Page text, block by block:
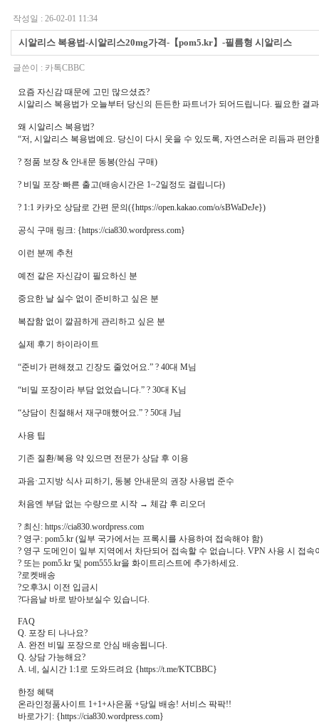
작성일 : 26-02-01 11:34
시­알리스 복용법-시­알리스20mg가격-【pom5.kr】-필름형 시­알리스
글쓴이 : 카­톡CBBC
요즘 자신감 때문에 고민 많으셨죠?
시­알리스 복용법가 오늘부터 당신의 든든한 파트너가 되어드립니다. 필요한 결
왜 시­알리스 복용법?
“저, 시­알리스 복용법예요. 당신이 다시 웃을 수 있도록, 자연스러운 리듬과 편안
? 정­품 보장 & 안내문 동봉(안심 구매)
? 비밀 포장·빠른 출고(배송시간은 1~2일정도 걸립니다)
? 1:1 카카오 상담로 간편 문의({https://open.ka­kao.com/o/sBWaDeJe})
공식 구매 링크: {https://cia830.wordpress.com}
이런 분께 추천
예전 같은 자신감이 필요하신 분
중요한 날 실수 없이 준비하고 싶은 분
복잡함 없이 깔끔하게 관리하고 싶은 분
실제 후기 하이라이트
“준비가 편해졌고 긴장도 줄었어요.” ? 40대 M님
“비밀 포장이라 부담 없었습니다.” ? 30대 K님
“상담이 친절해서 재구매했어요.” ? 50대 J님
사용 팁
기존 질환/복용 약 있으면 전문가 상담 후 이용
과음·고지방 식사 피하기, 동봉 안내문의 권장 사용법 준수
처음엔 부담 없는 수량으로 시작 → 체감 후 리오더
? 최신: https://cia830.wordpress.com
? 영구: pom5.kr (일부 국가에서는 프록시를 사용하여 접속해야 함)
? 영구 도메인이 일부 지역에서 차단되어 접속할 수 없습니다. VPN 사용 시 접
? 또는 pom5.kr 및 pom555.kr을 화이트리스트에 추가하세요.
?로켓배송
?오후3시 이전 입금시
?다음날 바로 받아보실수 있습니다.
FAQ
Q. 포장 티 나나요?
A. 완전 비밀 포장으로 안심 배송됩니다.
Q. 상담 가능해요?
A. 네, 실시간 1:1로 도와드려요 {https://t.me/KTCBBC}
한정 혜택
온라인정­품사이트 1+1+사은품 +당일 배송! 서비스 팍팍!!
바로가기: {https://cia830.wordpress.com}